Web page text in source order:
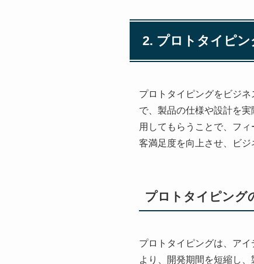
2. プロトタイピ
プロトタイピングをビジ
で、製品の仕様や設計を
用してもらうことで、フ
客満足度を向上させ、ビジ
プロトタイピング
プロトタイピングは、ア
より、開発期間を短縮し